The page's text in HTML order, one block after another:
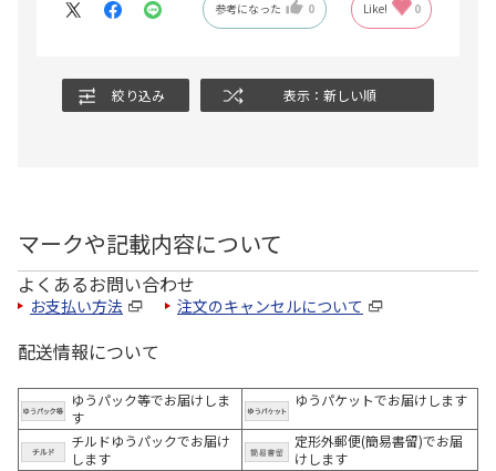
参考になった 0 Like! 0
絞り込み 表示：新しい順
マークや記載内容について
よくあるお問い合わせ
お支払い方法 注文のキャンセルについて
配送情報について
ゆうパック等でお届けしま
す
ゆうパケットでお届けします
チルドゆうパックでお届け
します
定形外郵便(簡易書留)でお届
けします